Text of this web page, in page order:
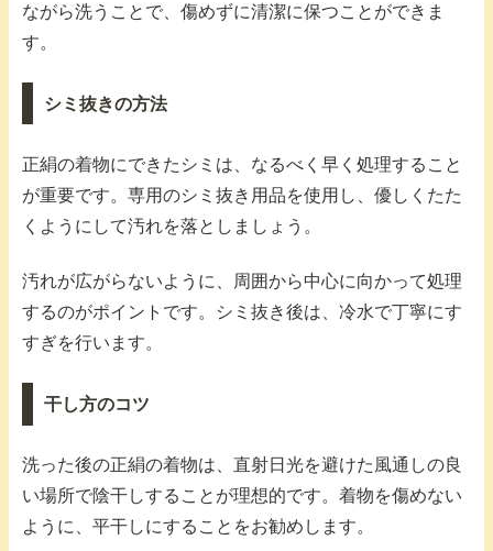
ながら洗うことで、傷めずに清潔に保つことができま
す。
シミ抜きの方法
正絹の着物にできたシミは、なるべく早く処理すること
が重要です。専用のシミ抜き用品を使用し、優しくたた
くようにして汚れを落としましょう。
汚れが広がらないように、周囲から中心に向かって処理
するのがポイントです。シミ抜き後は、冷水で丁寧にす
すぎを行います。
干し方のコツ
洗った後の正絹の着物は、直射日光を避けた風通しの良
い場所で陰干しすることが理想的です。着物を傷めない
ように、平干しにすることをお勧めします。